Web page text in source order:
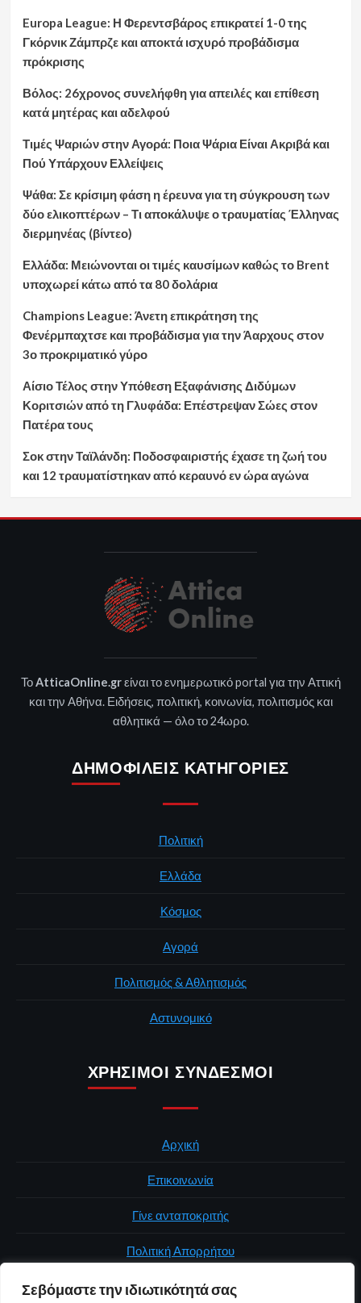
Σεβόμαστε την ιδιωτικότητά σας
Europa League: Η Φερεντσβάρος επικρατεί 1-0 της
Γκόρνικ Ζάμπρζε και αποκτά ισχυρό προβάδισμα
πρόκρισης
Βόλος: 26χρονος συνελήφθη για απειλές και επίθεση
κατά μητέρας και αδελφού
Τιμές Ψαριών στην Αγορά: Ποια Ψάρια Είναι Ακριβά και
Πού Υπάρχουν Ελλείψεις
Ψάθα: Σε κρίσιμη φάση η έρευνα για τη σύγκρουση των
δύο ελικοπτέρων – Τι αποκάλυψε ο τραυματίας Έλληνας
διερμηνέας (βίντεο)
Ελλάδα: Μειώνονται οι τιμές καυσίμων καθώς το Brent
υποχωρεί κάτω από τα 80 δολάρια
Champions League: Άνετη επικράτηση της
Φενέρμπαχτσε και προβάδισμα για την Άαρχους στον
3ο προκριματικό γύρο
Αίσιο Τέλος στην Υπόθεση Εξαφάνισης Διδύμων
Κοριτσιών από τη Γλυφάδα: Επέστρεψαν Σώες στον
Πατέρα τους
Σοκ στην Ταϊλάνδη: Ποδοσφαιριστής έχασε τη ζωή του
και 12 τραυματίστηκαν από κεραυνό εν ώρα αγώνα
ΤοAtticaOnline.grείναι το ενημερωτικό portal για την Αττική
και την Αθήνα. Ειδήσεις, πολιτική, κοινωνία, πολιτισμός και
αθλητικά — όλο το 24ωρο.
ΔΗΜΟΦΙΛΕΊΣ ΚΑΤΗΓΟΡΊΕΣ
Πολιτική
Ελλάδα
Κόσμος
Αγορά
Πολιτισμός & Αθλητισμός
Αστυνομικό
ΧΡΉΣΙΜΟΙ ΣΎΝΔΕΣΜΟΙ
Αρχική
Επικοινωνία
Γίνε ανταποκριτής
Πολιτική Απορρήτου